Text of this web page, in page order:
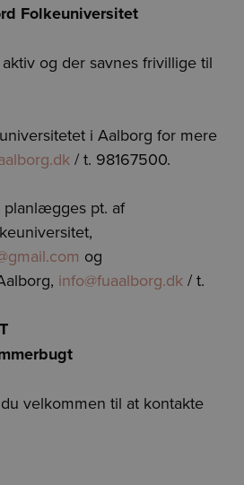
Folkeuniversitet
og der savnes frivillige til
i Aalborg for mere
/ t. 98167500.
pt. af
og
info@fuaalborg.dk / t.
velkommen til at kontakte